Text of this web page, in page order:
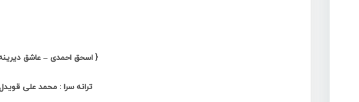
{ اسحق احمدی – عاشق
ترانه سرا : محمد علی